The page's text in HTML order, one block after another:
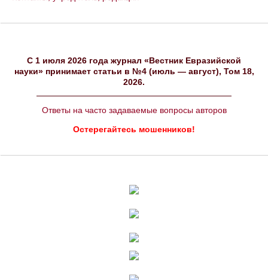
C 1 июля 2026 года журнал «Вестник Евразийской
науки» принимает статьи в №4 (июль — август), Том 18,
2026.
Ответы на часто задаваемые вопросы авторов
Остерегайтесь мошенников!